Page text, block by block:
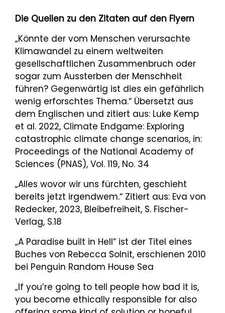
Die Quellen zu den Zitaten auf den Flyern
„Könnte der vom Menschen verursachte
Klimawandel zu einem weltweiten
gesellschaftlichen Zusammenbruch oder
sogar zum Aussterben der Menschheit
führen? Gegenwärtig ist dies ein gefährlich
wenig erforschtes Thema.“ Übersetzt aus
dem Englischen und zitiert aus: Luke Kemp
et al. 2022, Climate Endgame: Exploring
catastrophic climate change scenarios, in:
Proceedings of the National Academy of
Sciences (PNAS), Vol. 119, No. 34
„Alles wovor wir uns fürchten, geschieht
bereits jetzt irgendwem.“ Zitiert aus: Eva von
Redecker, 2023, Bleibefreiheit, S. Fischer-
Verlag, S.18
„A Paradise built in Hell“ ist der Titel eines
Buches von Rebecca Solnit, erschienen 2010
bei Penguin Random House Sea
„If you’re going to tell people how bad it is,
you become ethically responsible for also